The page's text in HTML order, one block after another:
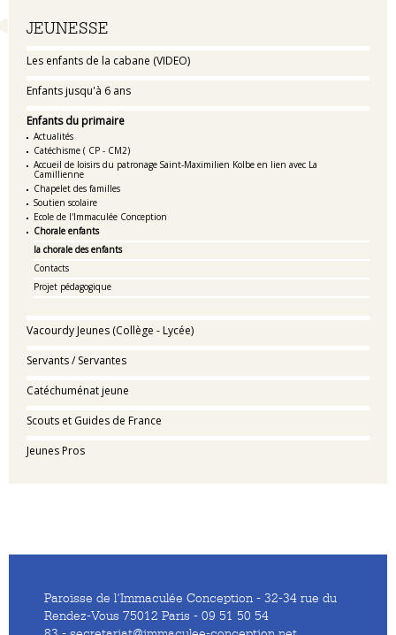
Navigation
JEUNESSE
Les enfants de la cabane (VIDEO)
Enfants jusqu'à 6 ans
Enfants du primaire
Actualités
Catéchisme ( CP - CM2)
Accueil de loisirs du patronage Saint-Maximilien Kolbe en lien avec La
Camillienne
Chapelet des familles
Soutien scolaire
Ecole de l'Immaculée Conception
Chorale enfants
la chorale des enfants
Contacts
Projet pédagogique
Vacourdy Jeunes (Collège - Lycée)
Servants / Servantes
Catéchuménat jeune
Scouts et Guides de France
Jeunes Pros
Paroisse de l'Immaculée Conception - 32-34 rue du
Rendez-Vous 75012 Paris - 09 51 50 54